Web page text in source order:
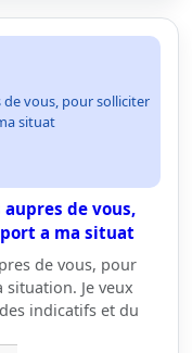
de vous, pour solliciter
situat
aupres de vous,
a ma situat
de vous, pour
Je veux
indicatifs et du